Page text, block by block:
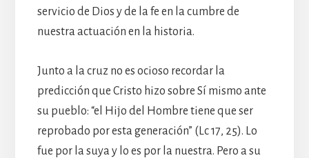
servicio de Dios y de la fe en la cumbre de
nuestra actuación en la historia.
Junto a la cruz no es ocioso recordar la
predicción que Cristo hizo sobre Sí mismo ante
su pueblo: “el Hijo del Hombre tiene que ser
reprobado por esta generación” (Lc 17, 25). Lo
fue por la suya y lo es por la nuestra. Pero a su